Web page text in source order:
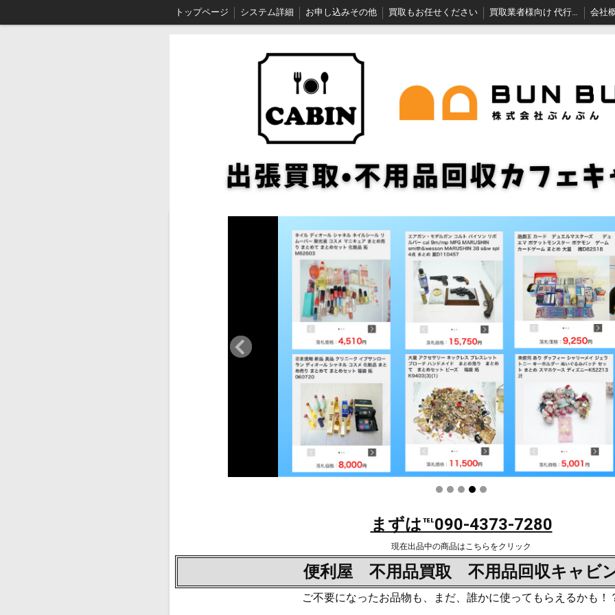
トップページ システム詳細 お申し込みその他 買取もお任せください 買取業者様向け 代行ちゃん 会社
まずは℡090-4373-7280
現在出品中の商品はこちらをクリック
便利屋 不用品買取 不用品回収キャビ
ご不要になったお品物も、まだ、誰かに使ってもらえるかも！